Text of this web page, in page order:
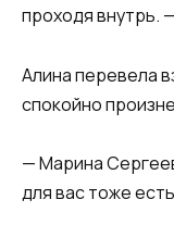
проходя внутрь.
Алина перевела
спокойно
— Марина
для вас тоже